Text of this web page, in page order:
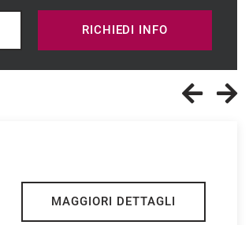
RICHIEDI INFO
MAGGIORI DETTAGLI